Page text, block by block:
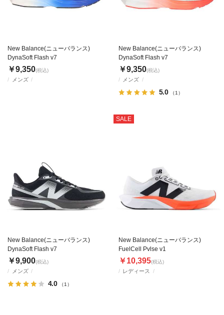
メンズ
New Balance(ニューバランス)
DynaSoft Flash v7
￥9,350(税込)
メンズ
5.0 （1）
New Balance(ニューバランス)
DynaSoft Flash v7
￥9,350(税込)
メンズ
4.0 （1）
New Balance(ニューバランス)
DynaSoft Flash v7
￥9,900(税込)
SALE
レディース
New Balance(ニューバランス)
FuelCell Pvlse v1
￥10,395(税込)